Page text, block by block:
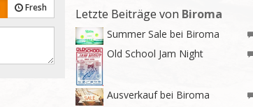
Fresh Letzte Beiträge von Biroma
Summer Sale bei Biroma
Old School Jam Night
Ausverkauf bei Biroma